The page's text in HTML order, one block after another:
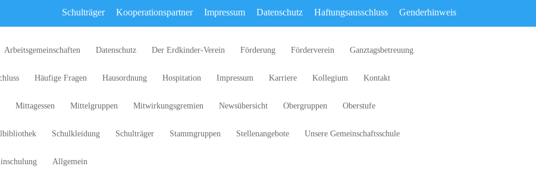
Schulträger Kooperationspartner Impressum Datenschutz Haftungsausschluss Genderhinweis
Arbeitsgemeinschaften Datenschutz Der Erdkinder-Verein Förderung Förderverein Ganztagsbetreuung
Häufige Fragen Hausordnung Hospitation Impressum Karriere Kollegium Kontakt
Mittagessen Mittelgruppen Mitwirkungsgremien Newsübersicht Obergruppen Oberstufe
Schulkleidung Schulträger Stammgruppen Stellenangebote Unsere Gemeinschaftsschule
Allgemein